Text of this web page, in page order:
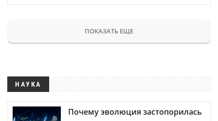
ПОКАЗАТЬ ЕЩЕ
НАУКА
Почему эволюция застопорилась